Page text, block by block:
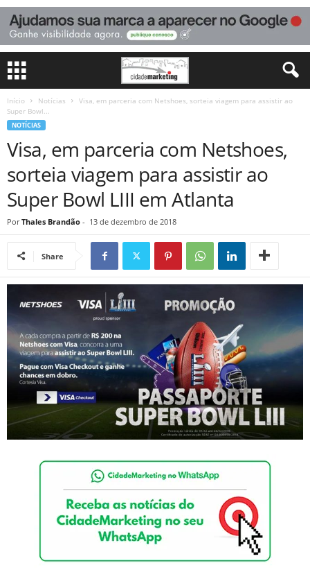
Início Notícias
Visa, em parceria com Netshoes, sorteia viagem para assistir ao
Super Bowl...
NOTÍCIAS
Visa, em parceria com Netshoes,
sorteia viagem para assistir ao
Super Bowl LIII em Atlanta
Por Thales Brandão - 13 de dezembro de 2018
Share